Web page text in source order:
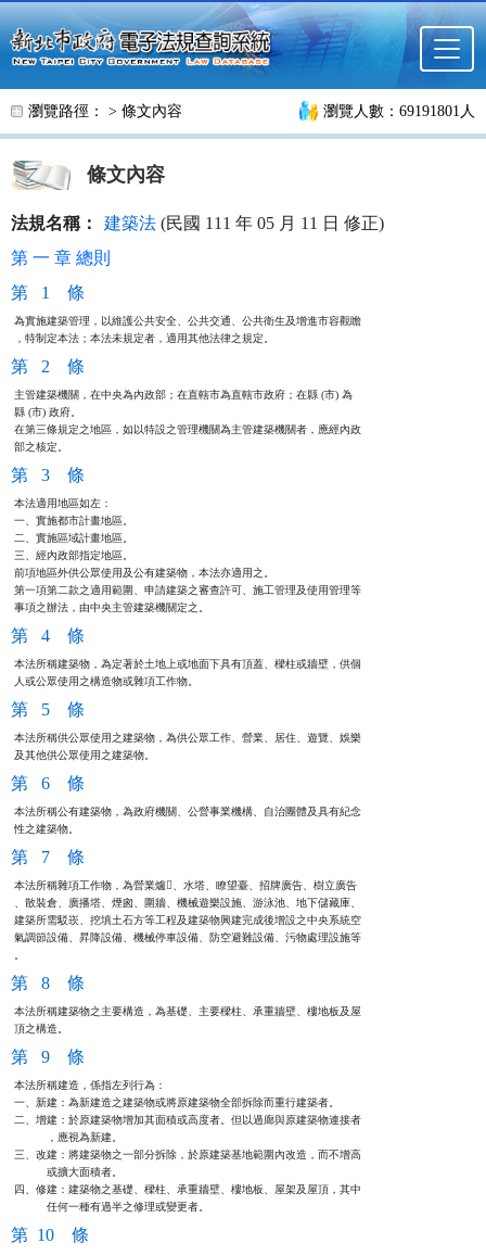
跳至主要內容
瀏覽路徑： > 條文內容 瀏覽人數：69191801人
條文內容
法規名稱： 建築法 (民國 111 年 05 月 11 日 修正)
第 一 章 總則
第 1 條
為實施建築管理，以維護公共安全、公共交通、公共衛生及增進市容觀瞻
，特制定本法；本法未規定者，適用其他法律之規定。
第 2 條
主管建築機關，在中央為內政部；在直轄市為直轄市政府；在縣 (市) 為
縣 (市) 政府。
在第三條規定之地區，如以特設之管理機關為主管建築機關者，應經內政
部之核定。
第 3 條
本法適用地區如左：
一、實施都市計畫地區。
二、實施區域計畫地區。
三、經內政部指定地區。
前項地區外供公眾使用及公有建築物，本法亦適用之。
第一項第二款之適用範圍、申請建築之審查許可、施工管理及使用管理等
事項之辦法，由中央主管建築機關定之。
第 4 條
本法所稱建築物，為定著於土地上或地面下具有頂蓋、樑柱或牆壁，供個
人或公眾使用之構造物或雜項工作物。
第 5 條
本法所稱供公眾使用之建築物，為供公眾工作、營業、居住、遊覽、娛樂
及其他供公眾使用之建築物。
第 6 條
本法所稱公有建築物，為政府機關、公營事業機構、自治團體及具有紀念
性之建築物。
第 7 條
本法所稱雜項工作物，為營業爐、水塔、瞭望臺、招牌廣告、樹立廣告
、散裝倉、廣播塔、煙囪、圍牆、機械遊樂設施、游泳池、地下儲藏庫、
建築所需駁崁、挖填土石方等工程及建築物興建完成後增設之中央系統空
氣調節設備、昇降設備、機械停車設備、防空避難設備、污物處理設施等
。
第 8 條
本法所稱建築物之主要構造，為基礎、主要樑柱、承重牆壁、樓地板及屋
頂之構造。
第 9 條
本法所稱建造，係指左列行為：
一、新建：為新建造之建築物或將原建築物全部拆除而重行建築者。
二、增建：於原建築物增加其面積或高度者。但以過廊與原建築物連接者
          ，應視為新建。
三、改建：將建築物之一部分拆除，於原建築基地範圍內改造，而不增高
          或擴大面積者。
四、修建：建築物之基礎、樑柱、承重牆壁、樓地板、屋架及屋頂，其中
          任何一種有過半之修理或變更者。
第 10 條